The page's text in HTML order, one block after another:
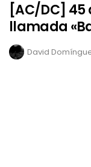
[AC/DC] 45
llamada
David